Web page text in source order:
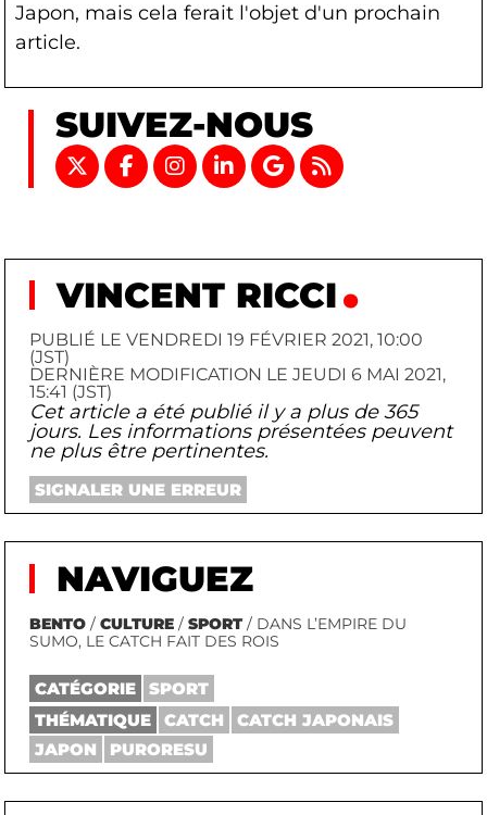
Japon, mais cela ferait l'objet d'un prochain
article.
SUIVEZ-NOUS
VINCENT RICCI
PUBLIÉ LE VENDREDI 19 FÉVRIER 2021, 10:00
(JST)
DERNIÈRE MODIFICATION LE JEUDI 6 MAI 2021,
15:41 (JST)
Cet article a été publié il y a plus de 365
jours. Les informations présentées peuvent
ne plus être pertinentes.
SIGNALER UNE ERREUR
NAVIGUEZ
BENTO /CULTURE /SPORT / DANS L’EMPIRE DU
SUMO, LE CATCH FAIT DES ROIS
CATÉGORIE
SPORT
THÉMATIQUE
CATCH
CATCH JAPONAIS
JAPON
PURORESU